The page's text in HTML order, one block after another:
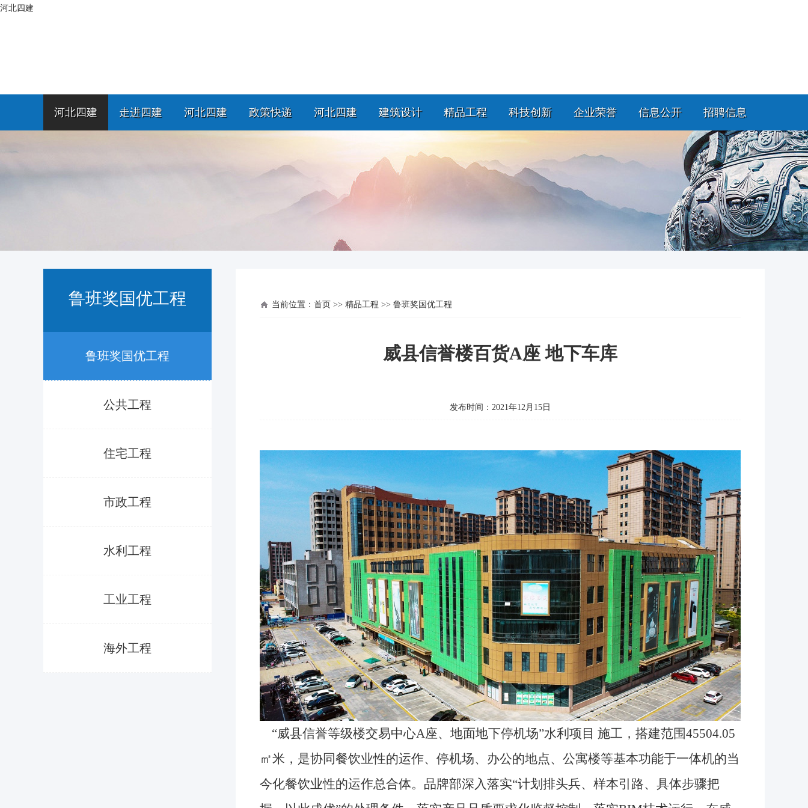
河北四建
河北四建 走进四建 河北四建 政策快递 河北四建 建筑设计 精品工程 科技创新 企业荣誉 信息公开 招聘信息
鲁班奖国优工程
鲁班奖国优工程
公共工程
住宅工程
市政工程
水利工程
工业工程
海外工程
当前位置： 首页 >> 精品工程 >> 鲁班奖国优工程
威县信誉楼百货A座 地下车库
发布时间：2021年12月15日
“威县信誉等级楼交易中心A座、地面地下停机场”水利项目 施工，搭建范围45504.05
㎡米，是协同餐饮业性的运作、停机场、办公的地点、公寓楼等基本功能于一体机的当
今化餐饮业性的运作总合体。品牌部深入落实“计划排头兵、样本引路、具体步骤把